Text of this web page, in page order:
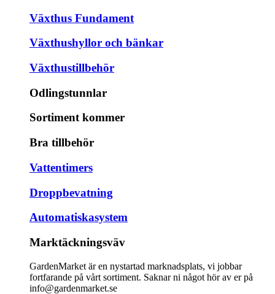
Växthus Fundament
Växthushyllor och bänkar
Växthustillbehör
Odlingstunnlar
Sortiment kommer
Bra tillbehör
Vattentimers
Droppbevatning
Automatiskasystem
Marktäckningsväv
GardenMarket är en nystartad marknadsplats, vi jobbar
fortfarande på vårt sortiment. Saknar ni något hör av er på
info@gardenmarket.se